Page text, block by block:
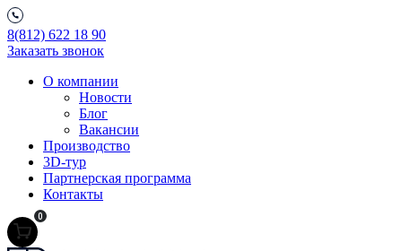
8(812) 622 18 90
Заказать звонок
О компании
Новости
Блог
Вакансии
Производство
3D-тур
Партнерская программа
Контакты
0